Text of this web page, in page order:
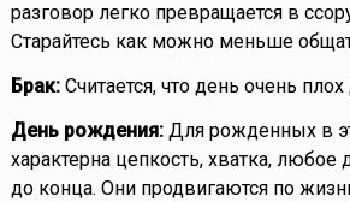
разговор легко превращается в
Старайтесь как можно меньше
Брак:Считается, что день очень плох
День рождения:Для рожденных в
характерна цепкость, хватка, любое
до конца. Они продвигаются по